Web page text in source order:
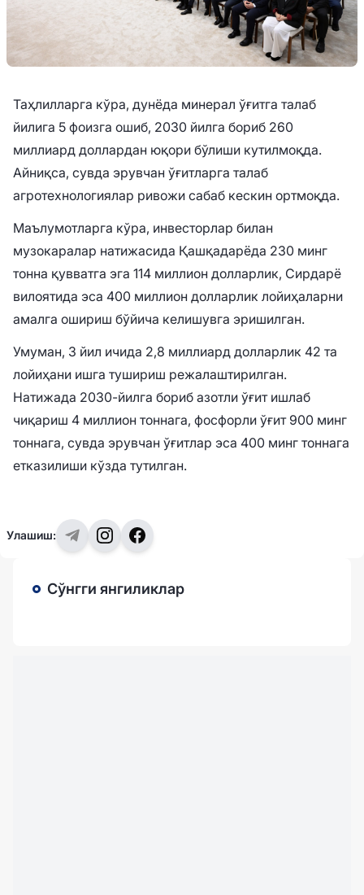
Таҳлилларга кўра, дунёда минерал ўғитга талаб
йилига 5 фоизга ошиб, 2030 йилга бориб 260
миллиард доллардан юқори бўлиши кутилмоқда.
Айниқса, сувда эрувчан ўғитларга талаб
агротехнологиялар ривожи сабаб кескин ортмоқда.
Маълумотларга кўра, инвесторлар билан
музокаралар натижасида Қашқадарёда 230 минг
тонна қувватга эга 114 миллион долларлик, Сирдарё
вилоятида эса 400 миллион долларлик лойиҳаларни
амалга ошириш бўйича келишувга эришилган.
Умуман, 3 йил ичида 2,8 миллиард долларлик 42 та
лойиҳани ишга тушириш режалаштирилган.
Натижада 2030-йилга бориб азотли ўғит ишлаб
чиқариш 4 миллион тоннага, фосфорли ўғит 900 минг
тоннага, сувда эрувчан ўғитлар эса 400 минг тоннага
етказилиши кўзда тутилган.
Улашиш:
Сўнгги янгиликлар